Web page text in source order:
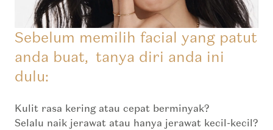
Sebelum memilih facial yang patut
anda buat, tanya diri anda ini
dulu:
Kulit rasa kering atau cepat berminyak?
Selalu naik jerawat atau hanya jerawat kecil-kecil?